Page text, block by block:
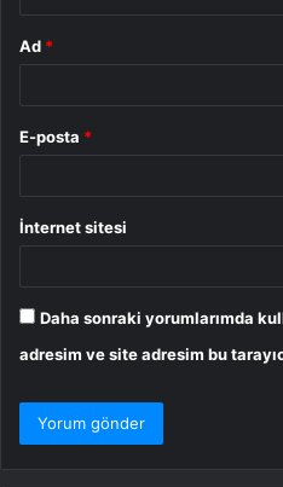
Ad *
E-posta *
İnternet sitesi
Daha sonraki yorumlarımda
adresim ve site adresim bu